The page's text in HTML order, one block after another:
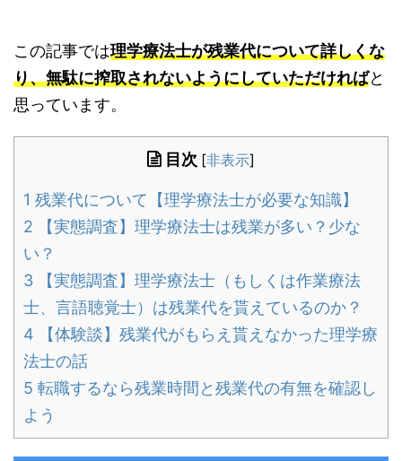
この記事では理学療法士が残業代について詳しくな
り、無駄に搾取されないようにしていただければと
思っています。
目次 [非表示]
1 残業代について【理学療法士が必要な知識】
2 【実態調査】理学療法士は残業が多い？少な
い？
3 【実態調査】理学療法士（もしくは作業療法
士、言語聴覚士）は残業代を貰えているのか？
4 【体験談】残業代がもらえ貰えなかった理学療
法士の話
5 転職するなら残業時間と残業代の有無を確認し
よう